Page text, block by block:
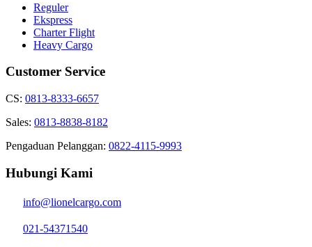
Reguler
Ekspress
Charter Flight
Heavy Cargo
Customer Service
CS: 0813-8333-6657
Sales: 0813-8838-8182
Pengaduan Pelanggan: 0822-4115-9993
Hubungi Kami
info@lionelcargo.com
021-54371540